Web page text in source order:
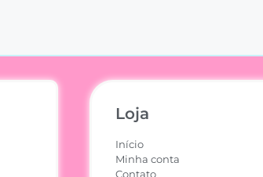
Loja
Início
Minha conta
Contato